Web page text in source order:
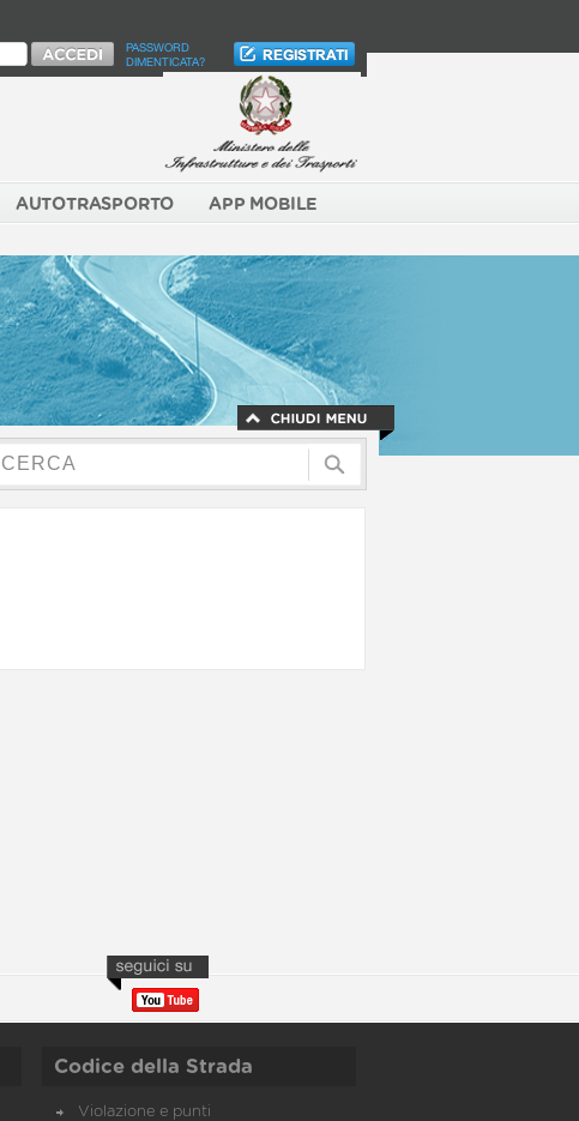
PASSWORD
DIMENTICATA?
AUTOTRASPORTO APP MOBILE
Codice della Strada
Violazione e punti